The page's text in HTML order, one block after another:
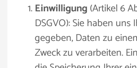
Einwilligung (Artikel 6
DSGVO): Sie haben uns
gegeben, Daten zu
Zweck zu verarbeiten.